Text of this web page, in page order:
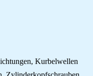
Kurbelwellen